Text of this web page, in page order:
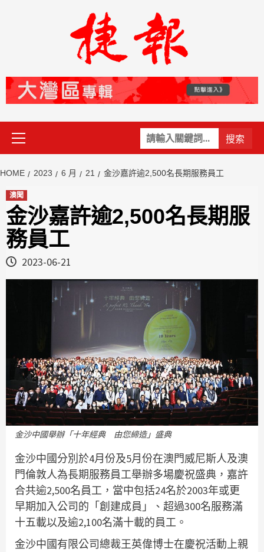
關
鍵
Primary
Menu
HOME 2023 6 月 21 金沙嘉許逾2,500名長期服務員工
澳聞
金沙嘉許逾2,500名長期服
務員工
2023-06-21
金沙中國舉辦「十年經典 由您締造」盛典
金沙中國分別於4月份及5月份在澳門威尼斯人及澳
門倫敦人為長期服務員工舉辦多場慶祝盛典，嘉許
合共逾2,500名員工，當中包括24名於2003年或更
早期加入公司的「創建成員」、超過300名服務滿
十五載以及逾2,100名滿十載的員工。
金沙中國有限公司總裁王英偉博士在慶祝活動上親